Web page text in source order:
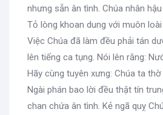
nhưng sẵn ân tình. Chúa nhân
Tỏ lòng khoan dung với muôn loài
Việc Chúa đã làm đều phải tán
lên tiếng ca tụng. Nói lên rằng:
Hãy cùng tuyên xưng: Chúa ta
Ngài phán bao lời đều thật tín
chan chứa ân tình. Kẻ ngã quỵ